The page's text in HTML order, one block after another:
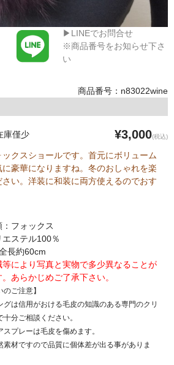
▶LINEでお問合せ
※商品番号をお知らせ下さ
い
商品番号：n83022wine
庫僅少 ¥3,000(税込)
クスショールです。首元にボリューム
豪華になりますね。冬のおしゃれを楽
さい。洋装に和装に両方使えるのでおす
フォックス
ステル100％
長約60cm
により写真と実物で多少異なることが
あらかじめご了承下さい。
のご注意】
グは信用がおける毛皮の知識のある専門のクリ
十分ご相談ください。
スプレーは毛皮を傷めます。
素材ですので品質に個体差が出る事がありま